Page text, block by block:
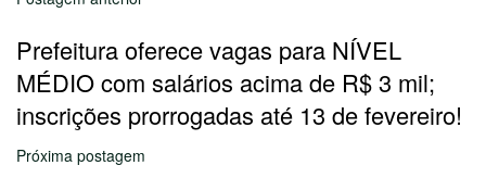
Prefeitura oferece vagas para NÍVEL
MÉDIO com salários acima de R$ 3 mil;
inscrições prorrogadas até 13 de fevereiro!
Próxima postagem